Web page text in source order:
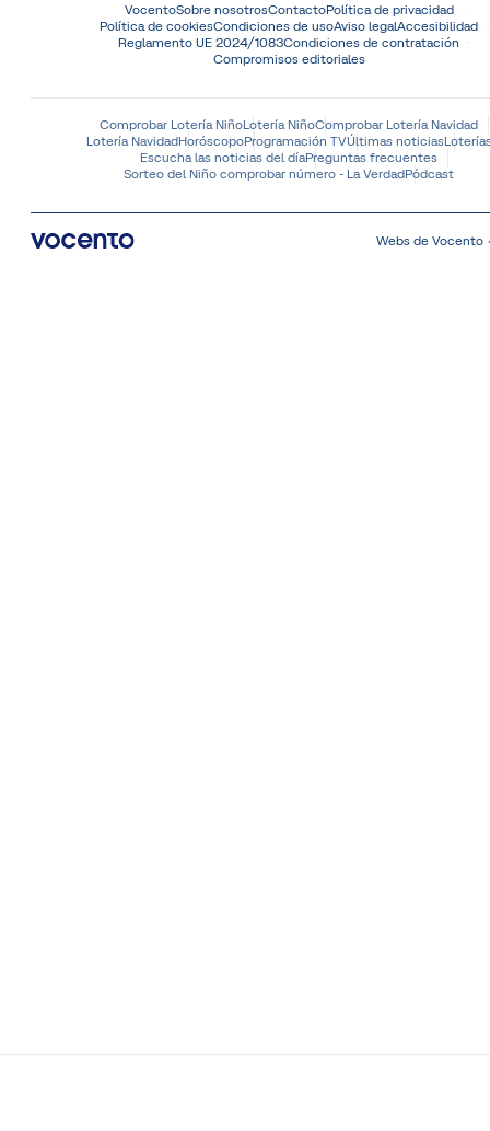
VocentoSobre nosotrosContactoPolítica de privacidad
Política de cookiesCondiciones de usoAviso legalAccesibilidad
Reglamento UE 2024/1083Condiciones de contratación
Compromisos editoriales
Comprobar Lotería NiñoLotería NiñoComprobar Lotería Navidad
Lotería NavidadHoróscopoProgramación TVÚltimas noticias
Escucha las noticias del díaPreguntas frecuentes
Sorteo del Niño comprobar número - La VerdadPódcast
Webs de Vocento